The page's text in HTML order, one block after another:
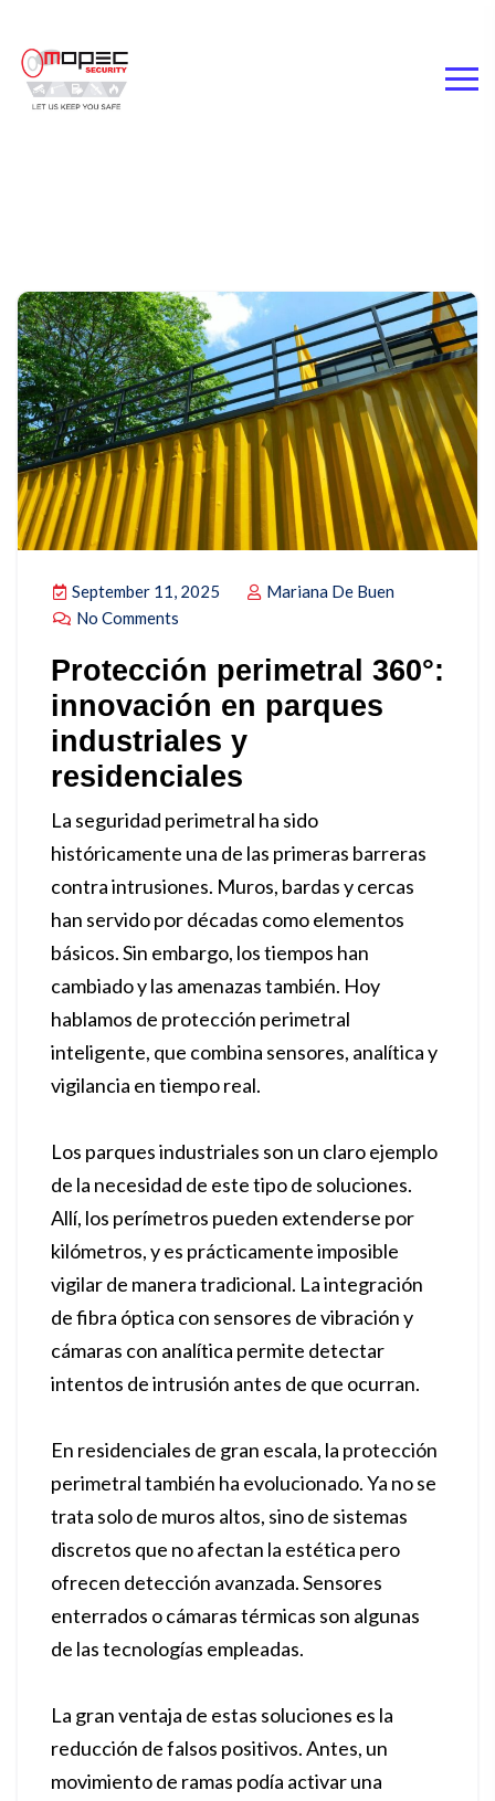
September 11, 2025
Mariana De Buen
No Comments
Protección perimetral 360°:
innovación en parques
industriales y
residenciales
La seguridad perimetral ha sido
históricamente una de las primeras barreras
contra intrusiones. Muros, bardas y cercas
han servido por décadas como elementos
básicos. Sin embargo, los tiempos han
cambiado y las amenazas también. Hoy
hablamos de protección perimetral
inteligente, que combina sensores, analítica y
vigilancia en tiempo real.
Los parques industriales son un claro ejemplo
de la necesidad de este tipo de soluciones.
Allí, los perímetros pueden extenderse por
kilómetros, y es prácticamente imposible
vigilar de manera tradicional. La integración
de fibra óptica con sensores de vibración y
cámaras con analítica permite detectar
intentos de intrusión antes de que ocurran.
En residenciales de gran escala, la protección
perimetral también ha evolucionado. Ya no se
trata solo de muros altos, sino de sistemas
discretos que no afectan la estética pero
ofrecen detección avanzada. Sensores
enterrados o cámaras térmicas son algunas
de las tecnologías empleadas.
La gran ventaja de estas soluciones es la
reducción de falsos positivos. Antes, un
movimiento de ramas podía activar una